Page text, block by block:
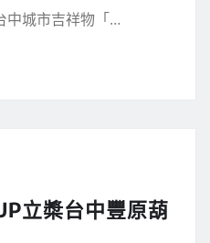
中城市吉祥物「…
立槳台中豐原葫